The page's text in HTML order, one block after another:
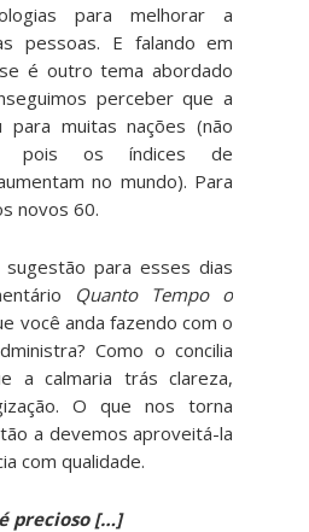
para melhorar a
pessoas. E falando em
é outro tema abordado
perceber que a
muitas nações (não
pois os índices de
no mundo). Para
novos 60.
para esses dias
Quanto Tempo o
você anda fazendo com o
Como o concilia
a calmaria trás clareza,
O que nos torna
a devemos aproveitá-la
com qualidade.
precioso […]